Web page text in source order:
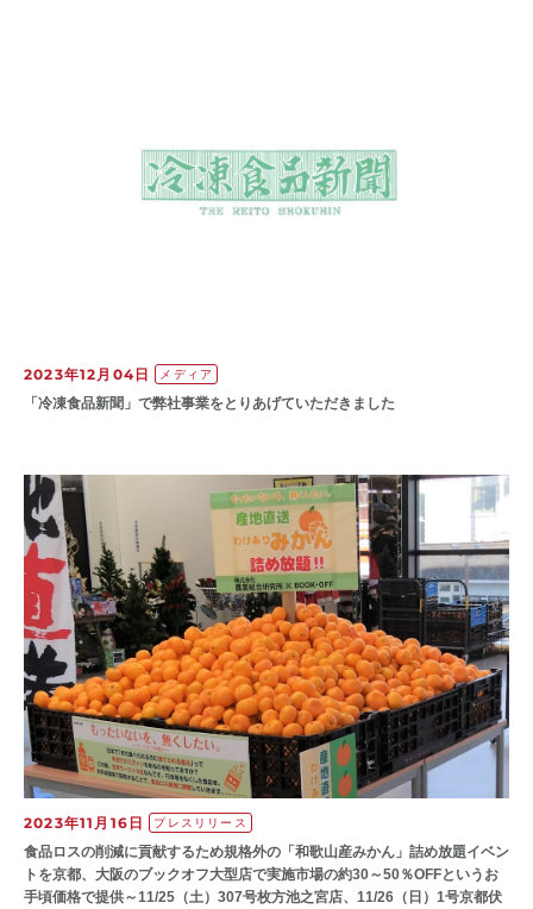
2023年12月04日 メディア
「冷凍食品新聞」で弊社事業をとりあげていただきました
2023年11月16日 プレスリリース
食品ロスの削減に貢献するため規格外の「和歌山産みかん」詰め放題イベン
トを京都、大阪のブックオフ大型店で実施市場の約30～50％OFFというお
手頃価格で提供～11/25（土）307号枚方池之宮店、11/26（日）1号京都伏